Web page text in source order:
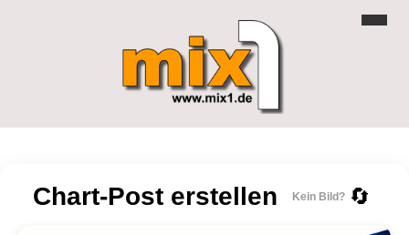
Chart-Post erstellen Kein Bild? 🔄